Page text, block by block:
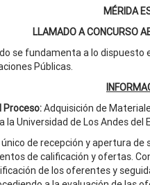
MÉRIDA
LLAMADO A CONCURSO
se fundamenta a lo dispuesto
Públicas.
Proceso:Adquisición de
la Universidad de Los Andes del
de recepción y apertura
de calificación y ofertas.
de los oferentes y